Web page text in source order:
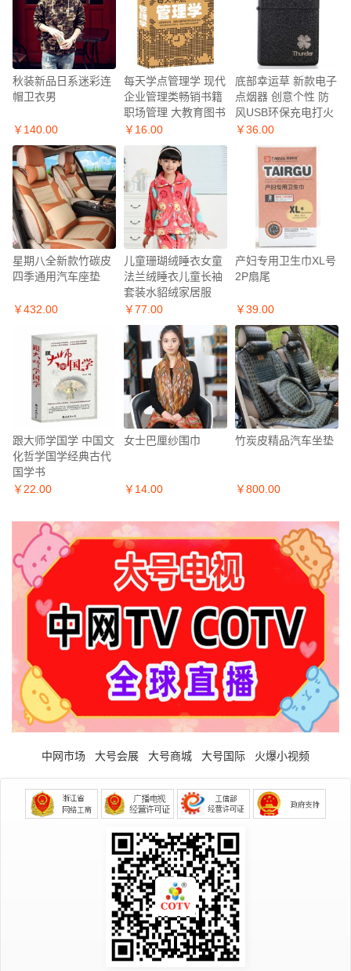
秋装新品日系迷彩连
帽卫衣男
￥140.00
每天学点管理学 现代
企业管理类畅销书籍
职场管理 大教育图书
￥16.00
底部幸运草 新款电子
点烟器 创意个性 防
风USB环保充电打火
机
￥36.00
星期八全新款竹碳皮
四季通用汽车座垫
￥432.00
儿童珊瑚绒睡衣女童
法兰绒睡衣儿童长袖
套装水貂绒家居服
￥77.00
产妇专用卫生巾XL号
2P扇尾
￥39.00
跟大师学国学 中国文
化哲学国学经典古代
国学书
￥22.00
女士巴厘纱围巾
￥14.00
竹炭皮精品汽车坐垫
￥800.00
中网市场 大号会展 大号商城 大号国际 火爆小视频